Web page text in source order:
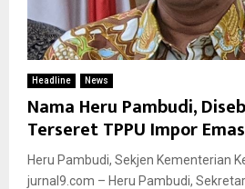
Headline News
Nama Heru Pambudi,
Terseret TPPU Impor
Heru Pambudi, Sekjen Kementerian
jurnal9.com – Heru Pambudi,